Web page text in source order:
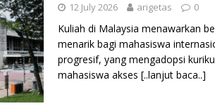
12 July 2026 arigetas 0
Kuliah di Malaysia menawarkan
menarik bagi mahasiswa
progresif, yang mengadopsi
mahasiswa akses [..lanjut baca..]